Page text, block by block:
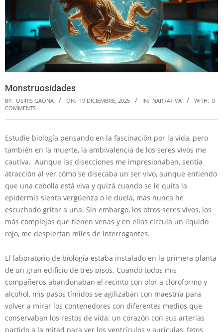
Monstruosidades
BY: OSIRIS GAONA ON: 19 DICIEMBRE, 2025 IN: NARRATIVA WITH: 0
COMMENTS
Estudie biología pensando en la fascinación por la vida, pero
también en la muerte, la ambivalencia de los seres vivos me
cautiva. Aunque las disecciones me impresionaban, sentía
atracción al ver cómo se disecaba un ser vivo, aunque entiendo
que una cebolla está viva y quizá cuando se le quita la
epidermis sienta vergüenza o le duela, mas nunca he
escuchado gritar a una. Sin embargo, los otros seres vivos, los
más complejos que tienen venas y en ellas circula un líquido
rojo, me despiertan miles de interrogantes.
El laboratorio de biología estaba instalado en la primera planta
de un gran edificio de tres pisos. Cuando todos mis
compañeros abandonaban el recinto con olor a cloroformo y
alcohol, mis pasos tímidos se agilizaban con maestría para
volver a mirar los contenedores con diferentes medios que
conservaban los restos de vida: un corazón con sus arterias
partido a la mitad para ver los ventrículos y aurículas, fetos